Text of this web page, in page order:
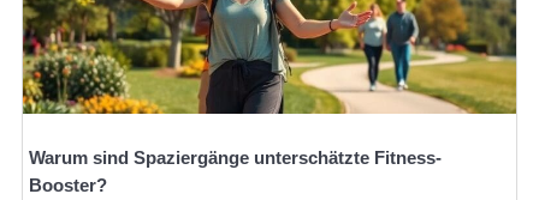
Warum sind Spaziergänge unterschätzte Fitness-
Booster?